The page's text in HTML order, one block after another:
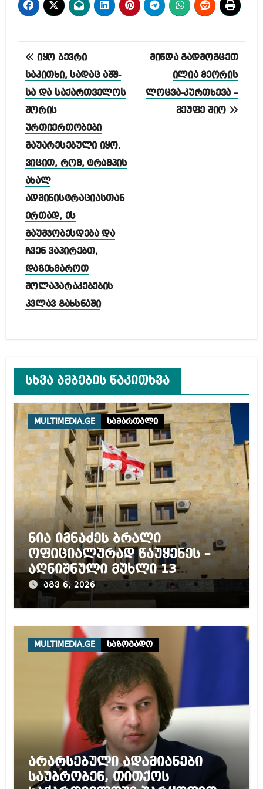
პოსტის
ნავიგაცია
იყო ბევრი
საკითხი, სადაც აშშ-
სა და საქართველოს
შორის
ურთიერთობები
გაუარესებული იყო.
ვიცით, რომ, ტრამპის
ახალ
ადმინისტრაციასთან
ერთად, ეს
გაუმჯობესდება და
ჩვენ ვაპირებთ,
დაგეხმაროთ
მოლაპარაკებების
კვლავ გახსნაში
მინდა გადმოგცეთ
ილია მეორის
ლოცვა-კურთხევა –
მეუფე შიო
სხვა ამბების წაკითხვა
MULTIMEDIA.GE სამართალი
ნია იმნაძეს ბრალი
ოფიციალურად წაუყენეს –
აღნიშნული მუხლი 13
წლამდე პატიმრობას
ითვალისწინებს
აგვ 6, 2026
MULTIMEDIA.GE საზოგადო
არარსებული ადამიანები
საუბრობენ, თითქოს